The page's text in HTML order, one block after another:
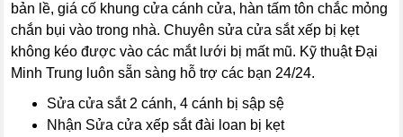
bản lề, giá cố khung cửa cánh cửa, hàn tấm tôn chắc mỏng
chắn bụi vào trong nhà. Chuyên sửa cửa sắt xếp bị kẹt
không kéo được vào các mắt lưới bị mất mũ. Kỹ thuật Đại
Minh Trung luôn sẵn sàng hỗ trợ các bạn 24/24.
Sửa cửa sắt 2 cánh, 4 cánh bị sập sệ
Nhận Sửa cửa xếp sắt đài loan bị kẹt